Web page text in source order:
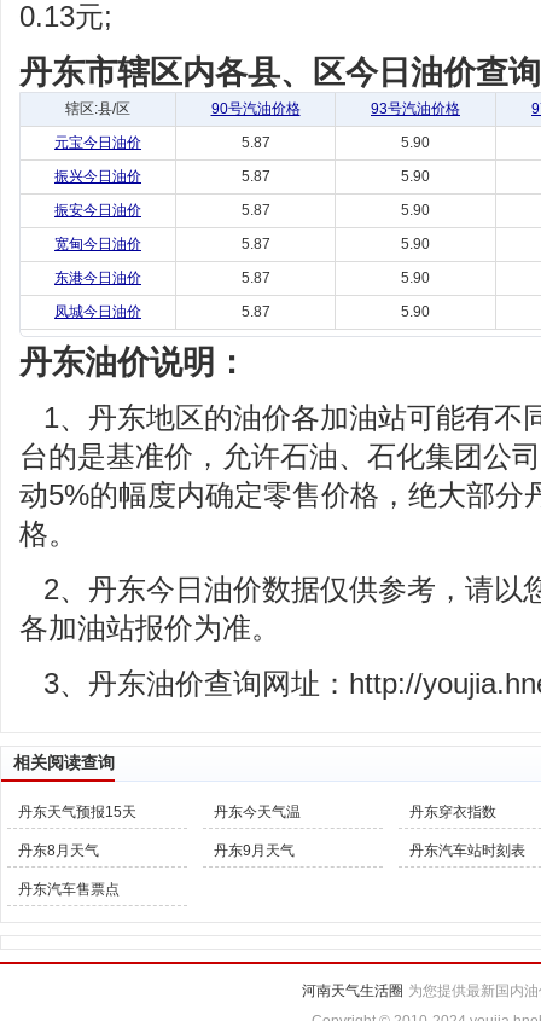
0.13元;
丹东市辖区内各县、区今日油价查
辖区:县/区 90号汽油价格 93号汽油价格
元宝今日油价
5.87
5.90
振兴今日油价
5.87
5.90
振安今日油价
5.87
5.90
宽甸今日油价
5.87
5.90
东港今日油价
5.87
5.90
凤城今日油价
5.87 5.90
丹东油价说明：
1、丹东地区的油价各加油站可能有不
台的是基准价，允许石油、石化集团公
动5%的幅度内确定零售价格，绝大部分
格。
2、丹东今日油价数据仅供参考，请以
各加油站报价为准。
3、丹东油价查询网址：http://
相关阅读查询
丹东天气预报15天 丹东今天气温 丹东穿衣指数
丹东8月天气 丹东9月天气 丹东汽车站时刻表
丹东汽车售票点
河南天气生活圈 为您提供最新国内